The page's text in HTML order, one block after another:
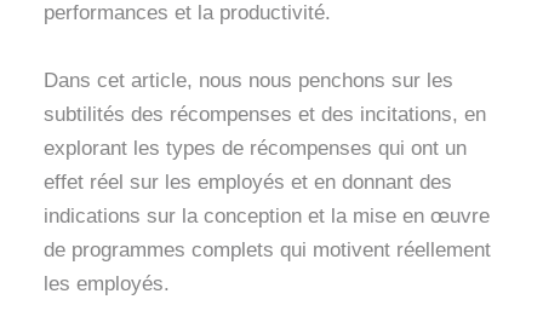
performances et la productivité.
Dans cet article, nous nous penchons sur les
subtilités des récompenses et des incitations, en
explorant les types de récompenses qui ont un
effet réel sur les employés et en donnant des
indications sur la conception et la mise en œuvre
de programmes complets qui motivent réellement
les employés.